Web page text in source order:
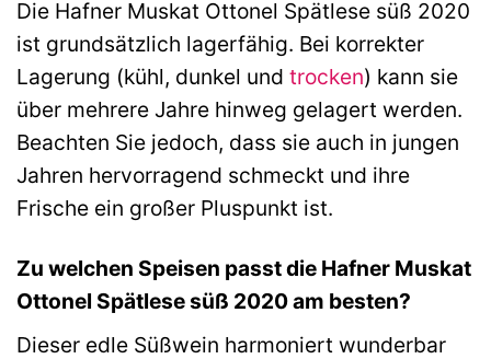
Die Hafner Muskat Ottonel Spätlese süß 2020
ist grundsätzlich lagerfähig. Bei korrekter
Lagerung (kühl, dunkel und trocken) kann sie
über mehrere Jahre hinweg gelagert werden.
Beachten Sie jedoch, dass sie auch in jungen
Jahren hervorragend schmeckt und ihre
Frische ein großer Pluspunkt ist.
Zu welchen Speisen passt die Hafner Muskat
Ottonel Spätlese süß 2020 am besten?
Dieser edle Süßwein harmoniert wunderbar